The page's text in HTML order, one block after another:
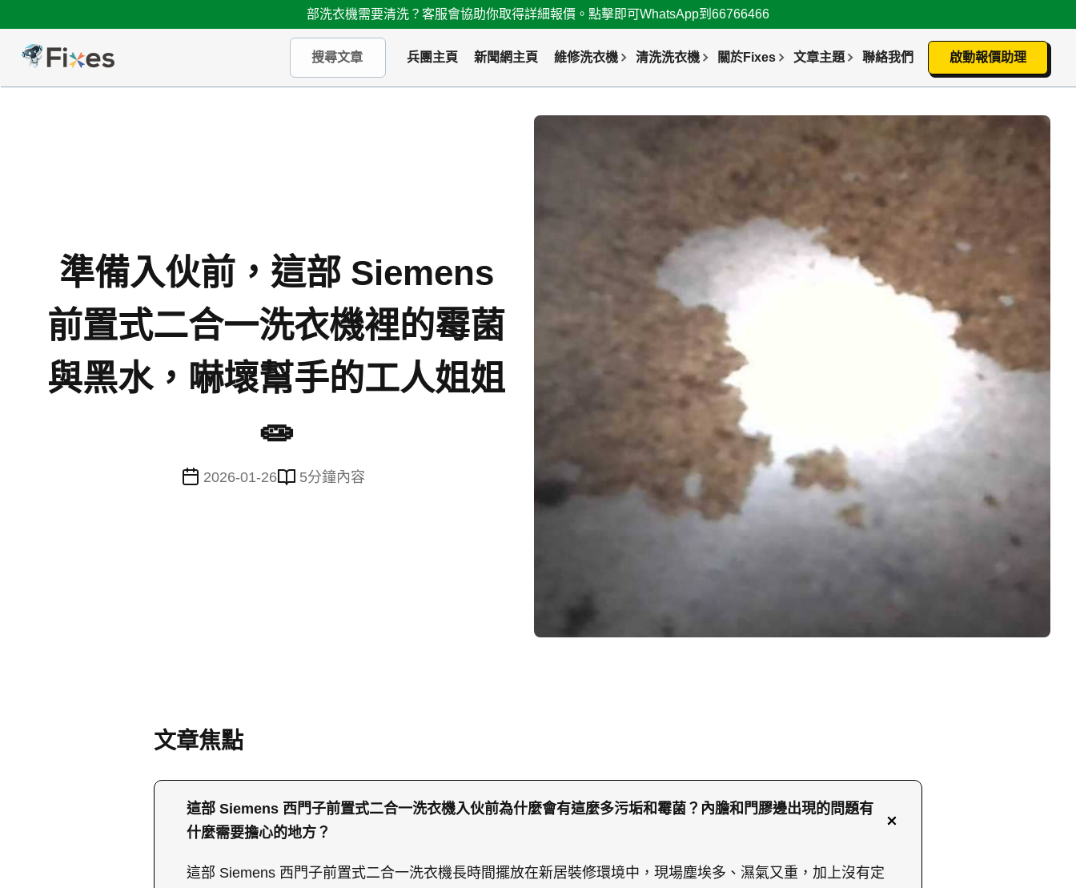
部洗衣機需要清洗？客服會協助你取得詳細報價。點擊即可WhatsApp到66766466
兵團主頁 新聞網主頁 維修洗衣機 清洗洗衣機 關於Fixes 文章主題 聯絡我們 啟動報價助理
準備入伙前，這部 Siemens
前置式二合一洗衣機裡的霉菌
與黑水，嚇壞幫手的工人姐姐
🧫
2026-01-26 5分鐘內容
文章焦點
這部 Siemens 西門子前置式二合一洗衣機入伙前為什麼會有這麼多污垢和霉菌？內膽和門膠邊出現的問題有
什麼需要擔心的地方？
這部 Siemens 西門子前置式二合一洗衣機長時間擺放在新居裝修環境中，現場塵埃多、濕氣又重，加上沒有定